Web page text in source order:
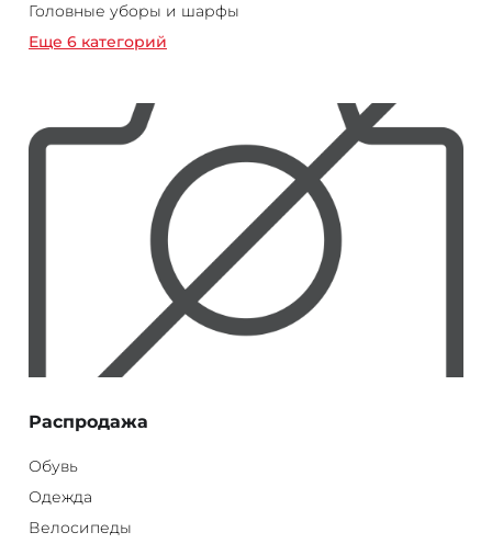
Головные уборы и шарфы
Еще 6 категорий
Распродажа
Обувь
Одежда
Велосипеды